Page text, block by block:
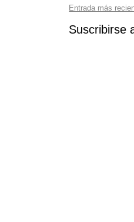
Entrada más
Suscribirse